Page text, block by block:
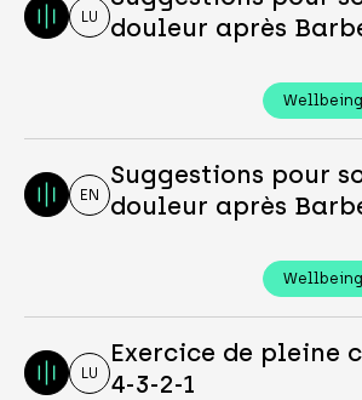
LU
douleur après
EN
Suggestions pour
douleur après
LU
Exercice de pleine
4-3-2-1